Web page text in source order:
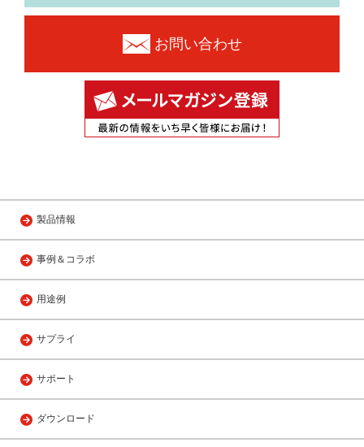
お問い合わせ
製品情報
事例＆コラボ
用途例
サプライ
サポート
ダウンロード